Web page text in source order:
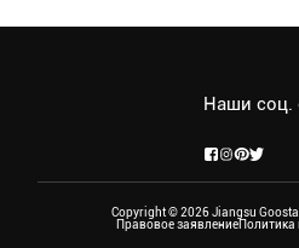
Наши соц.
Copyright © 2026 Jiangsu
Правовое заявлениеПолитика